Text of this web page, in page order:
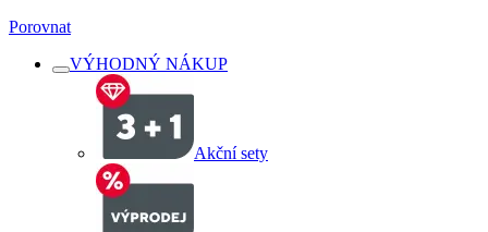
Porovnat
VÝHODNÝ NÁKUP
Akční sety